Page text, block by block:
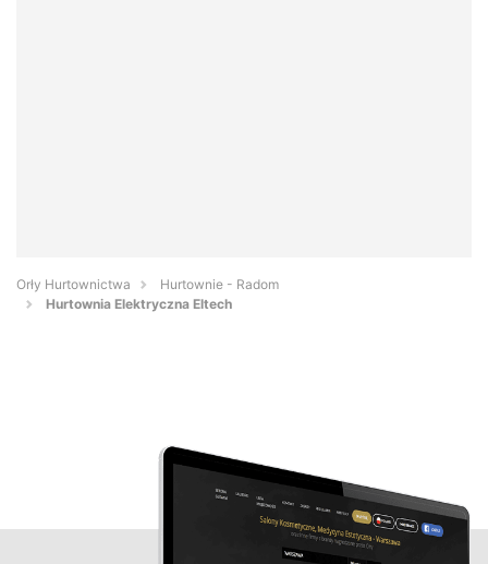
Orły Hurtownictwa
Hurtownie - Radom
Hurtownia Elektryczna Eltech